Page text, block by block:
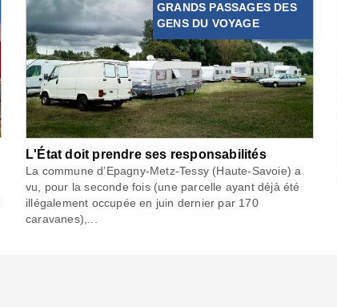
GRANDS PASSAGES DES
GENS DU VOYAGE
L'État doit prendre ses responsabilités
La commune d’Epagny-Metz-Tessy (Haute-Savoie) a
vu, pour la seconde fois (une parcelle ayant déjà été
illégalement occupée en juin dernier par 170
caravanes),...